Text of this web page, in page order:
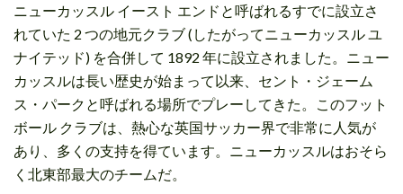
ニューカッスル イースト エンドと呼ばれるすでに設立さ
れていた 2 つの地元クラブ (したがってニューカッスル ユ
ナイテッド) を合併して 1892 年に設立されました。ニュー
カッスルは長い歴史が始まって以来、セント・ジェーム
ス・パークと呼ばれる場所でプレーしてきた。このフット
ボール クラブは、熱心な英国サッカー界で非常に人気が
あり、多くの支持を得ています。ニューカッスルはおそら
く北東部最大のチームだ。